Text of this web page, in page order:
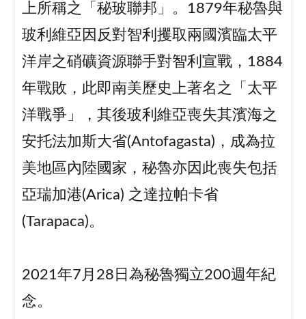
上所稱之「秘玻聯邦」。1879年秘魯與
玻利維亞因反對智利攫取兩國濱臨太平
洋岸之硝礦資源聯手對智利宣戰，1884
年戰敗，此即南美歷史上著名之「太平
洋戰爭」，其後玻利維亞喪失其濱海之
安托法加斯大省(Antofagasta)，成為拉
美地區內陸國家，秘魯亦因此喪失包括
亞瑞加港(Arica) 之達拉帕卡省
(Tarapaca)。
2021年7月28日為秘魯獨立200週年紀
念。